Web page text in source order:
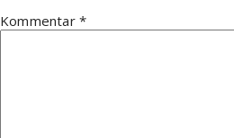
Kommentar *